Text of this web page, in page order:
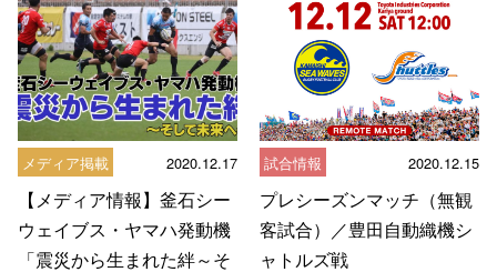
メディア掲載 2020.12.17
【メディア情報】釜石シー
ウェイブス・ヤマハ発動機
「震災から生まれた絆～そ
試合情報 2020.12.15
プレシーズンマッチ（無観
客試合）／豊田自動織機シ
ャトルズ戦